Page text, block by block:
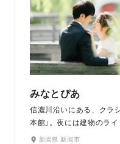
みなとぴあ
信濃川沿いにある、クラ
本館」。夜には建物のラ
ような雰囲気に。「博物
新潟県 新潟市